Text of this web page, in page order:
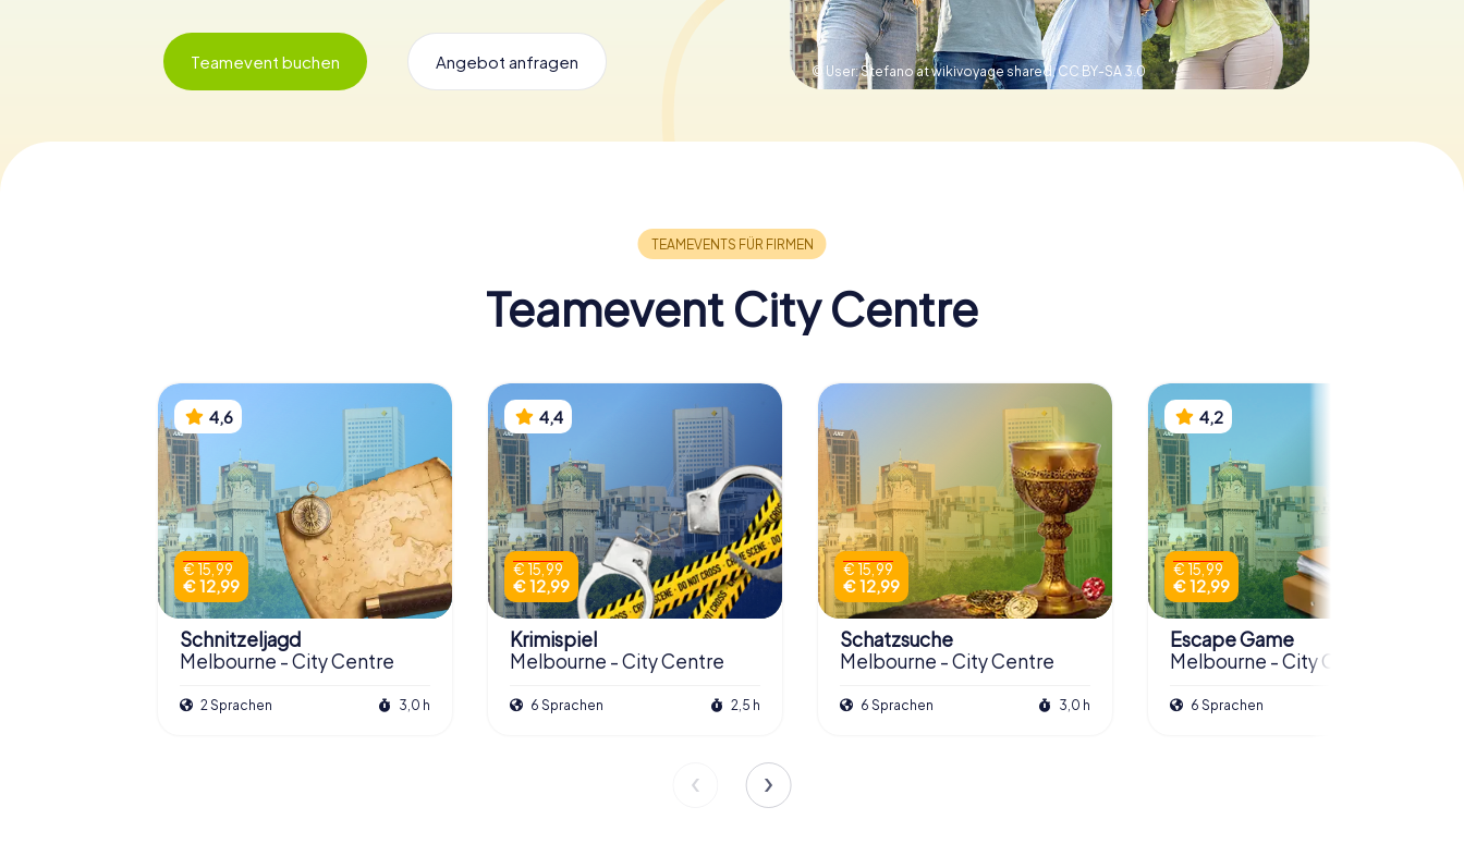
Teamevent buchen Angebot anfragen
© User: Stefano at wikivoyage shared,CC BY-SA 3.0
Teamevent City Centre
4,6
€ 15,99
€ 12,99
Schnitzeljagd
Melbourne - City Centre
2 Sprachen 3,0 h
4,4
€ 15,99
€ 12,99
Krimispiel
Melbourne - City Centre
6 Sprachen 2,5 h
€ 15,99
€ 12,99
Schatzsuche
Melbourne - City Centre
6 Sprachen 3,0 h
4,2
€ 15,99
€ 12,99
Escape Game
Melbourne - City Centre
6 Sprachen